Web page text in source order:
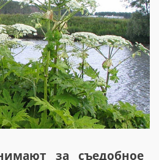
за съедобное